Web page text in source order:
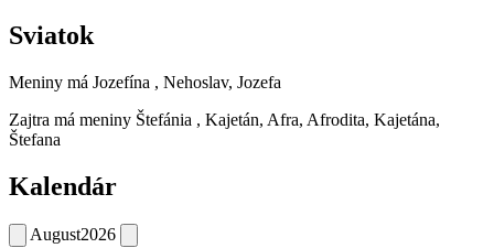
Sviatok
Meniny má Jozefína , Nehoslav, Jozefa
Zajtra má meniny Štefánia , Kajetán, Afra, Afrodita, Kajetána,
Štefana
Kalendár
August2026